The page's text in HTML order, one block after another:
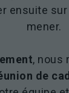
ensuite
mener.
, nous
de